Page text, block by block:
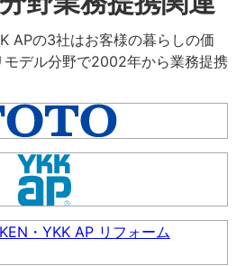
APの3社はお客様の暮らしの価
デル分野で2002年から業務提携